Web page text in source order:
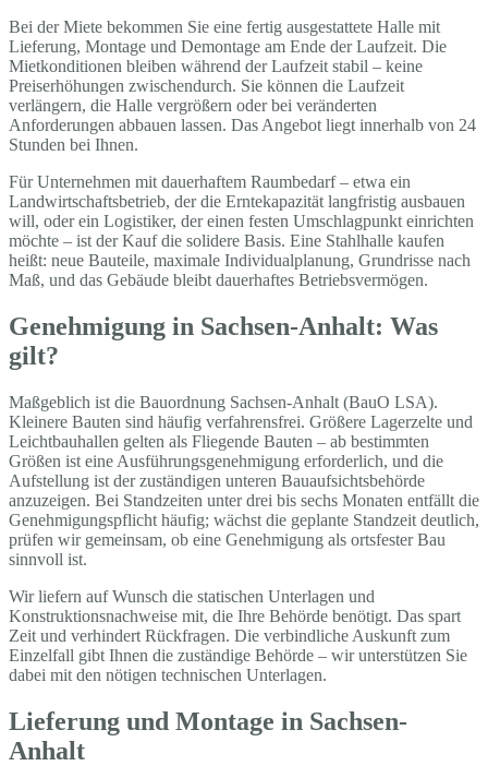
Bei der Miete bekommen Sie eine fertig ausgestattete Halle mit
Lieferung, Montage und Demontage am Ende der Laufzeit. Die
Mietkonditionen bleiben während der Laufzeit stabil – keine
Preiserhöhungen zwischendurch. Sie können die Laufzeit
verlängern, die Halle vergrößern oder bei veränderten
Anforderungen abbauen lassen. Das Angebot liegt innerhalb von 24
Stunden bei Ihnen.
Für Unternehmen mit dauerhaftem Raumbedarf – etwa ein
Landwirtschaftsbetrieb, der die Erntekapazität langfristig ausbauen
will, oder ein Logistiker, der einen festen Umschlagpunkt einrichten
möchte – ist der Kauf die solidere Basis. Eine Stahlhalle kaufen
heißt: neue Bauteile, maximale Individualplanung, Grundrisse nach
Maß, und das Gebäude bleibt dauerhaftes Betriebsvermögen.
Genehmigung in Sachsen-Anhalt: Was
gilt?
Maßgeblich ist die Bauordnung Sachsen-Anhalt (BauO LSA).
Kleinere Bauten sind häufig verfahrensfrei. Größere Lagerzelte und
Leichtbauhallen gelten als Fliegende Bauten – ab bestimmten
Größen ist eine Ausführungsgenehmigung erforderlich, und die
Aufstellung ist der zuständigen unteren Bauaufsichtsbehörde
anzuzeigen. Bei Standzeiten unter drei bis sechs Monaten entfällt die
Genehmigungspflicht häufig; wächst die geplante Standzeit deutlich,
prüfen wir gemeinsam, ob eine Genehmigung als ortsfester Bau
sinnvoll ist.
Wir liefern auf Wunsch die statischen Unterlagen und
Konstruktionsnachweise mit, die Ihre Behörde benötigt. Das spart
Zeit und verhindert Rückfragen. Die verbindliche Auskunft zum
Einzelfall gibt Ihnen die zuständige Behörde – wir unterstützen Sie
dabei mit den nötigen technischen Unterlagen.
Lieferung und Montage in Sachsen-
Anhalt